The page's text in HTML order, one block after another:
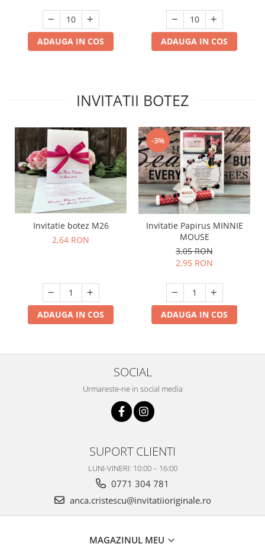
ADAUGA IN COS ADAUGA IN COS
INVITATII BOTEZ
Invitatie botez M26
2,64 RON
ADAUGA IN COS
-3%
Invitatie Papirus MINNIE
MOUSE
3,05 RON
2,95 RON
ADAUGA IN COS
SOCIAL
Urmareste-ne in social media
SUPORT CLIENTI
LUNI-VINERI: 10:00 – 16:00
0771 304 781
anca.cristescu@invitatiioriginale.ro
MAGAZINUL MEU